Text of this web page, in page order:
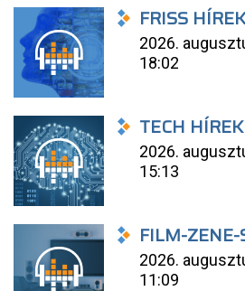
FRISS
2026.
18:02
TECH HÍREK
2026.
15:13
FILM-
2026.
11:09